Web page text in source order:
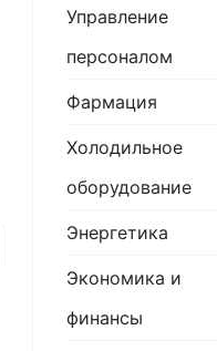
Управление
персоналом
Фармация
Холодильное
оборудование
Энергетика
Экономика и
финансы